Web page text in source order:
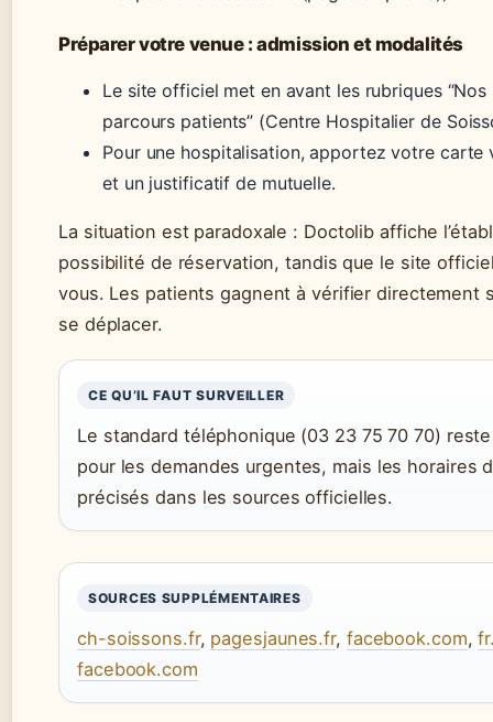
Préparer votre venue : admission et modalités
Le site officiel met en avant les rubriques “Nos
parcours patients” (Centre Hospitalier de
Pour une hospitalisation, apportez votre carte
et un justificatif de mutuelle.
La situation est paradoxale : Doctolib affiche
possibilité de réservation, tandis que le site
vous. Les patients gagnent à vérifier directement
se déplacer.
CE QU’IL FAUT SURVEILLER
Le standard téléphonique (03 23 75 70 70)
pour les demandes urgentes, mais les horaires
précisés dans les sources officielles.
SOURCES SUPPLÉMENTAIRES
ch-soissons.fr, pagesjaunes.fr, facebook.com,
facebook.com